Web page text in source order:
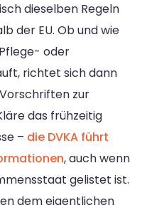
dieselben Regeln
der EU. Ob und wie
oder
richtet sich dann
zur
das frühzeitig
– die DVKA führt
, auch wenn
gelistet ist.
dem eigentlichen